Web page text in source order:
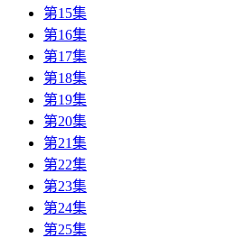
第15集
第16集
第17集
第18集
第19集
第20集
第21集
第22集
第23集
第24集
第25集